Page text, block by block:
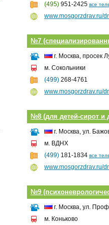
(495) 951-2425 все
www.mosgorzdrav.ru/
№7
г. Москва, просек
м. Сокольники
(499) 268-4761
www.mosgorzdrav.ru/
№8 (для детей-сирот и
г. Москва, ул.
м. ВДНХ
(499) 181-1834 все
www.mosgorzdrav.ru/
№9
г. Москва, ул.
м. Коньково